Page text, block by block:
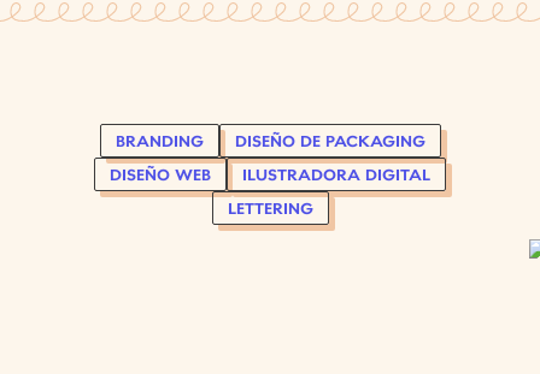
BRANDING
DISEÑO DE PACKAGING
DISEÑO WEB
ILUSTRADORA DIGITAL
LETTERING